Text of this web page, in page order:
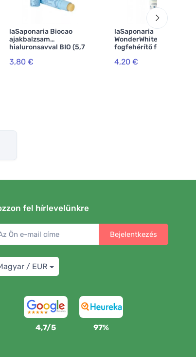
laSaponaria Biocao
ajakbalzsam
hialuronsavval BIO (5,7
ml)
3,80 €
laSaponaria
WonderWhite
fogfehérítő fogkrém -
menta és aktív szén BIO
(75 ml)
4,20 €
fel hírlevelünkre
Bejelentkezés
/ EUR
4,7/5 97%